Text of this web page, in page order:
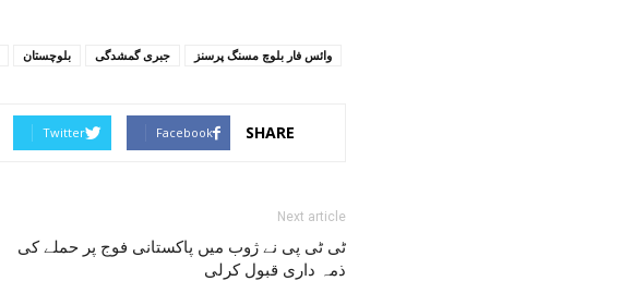
بلوچستان جبری گمشدگی وائس فار بلوچ مسنگ پرسنز
SHARE
Facebook
Twitter
Next article
ٹی ٹی پی نے ژوب میں پاکستانی فوج پر حملے کی
ذمہ داری قبول کرلی